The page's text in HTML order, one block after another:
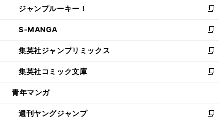
く
で
開
く
ド
ウ
で
開
く
ィ
ン
ド
ウ
で
開
く
い
ウ
ィ
ン
ド
ウ
で
開
ジャンプルーキー！
新
し
い
ウ
ィ
ン
ド
ウ
開
く
S-MANGA
新
し
い
ウ
ィ
ン
ウ
で
集英社ジャンプリミックス
新
し
い
ウ
ン
ド
集英社コミック文庫
新
し
ウ
ィ
青年マンガ
週刊ヤングジャンプ
新